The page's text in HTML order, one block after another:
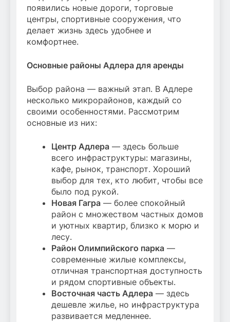
появились новые дороги, торговые
центры, спортивные сооружения, что
делает жизнь здесь удобнее и
комфортнее.
Основные районы Адлера для аренды
Выбор района — важный этап. В Адлере
несколько микрорайонов, каждый со
своими особенностями. Рассмотрим
основные из них:
Центр Адлера — здесь больше
всего инфраструктуры: магазины,
кафе, рынок, транспорт. Хороший
выбор для тех, кто любит, чтобы все
было под рукой.
Новая Гагра — более спокойный
район с множеством частных домов
и уютных квартир, близко к морю и
лесу.
Район Олимпийского парка —
современные жилые комплексы,
отличная транспортная доступность
и рядом спортивные объекты.
Восточная часть Адлера — здесь
дешевле жилье, но инфраструктура
развивается медленнее.